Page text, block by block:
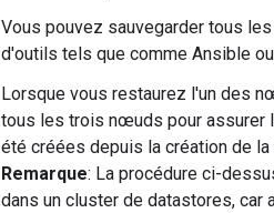
Vous pouvez sauvegarder tous
d'outils tels que comme Ansible
Lorsque vous restaurez l'un des
tous les trois nœuds pour assurer
été créées depuis la création de la
Remarque: La procédure ci-
dans un cluster de datastores, car